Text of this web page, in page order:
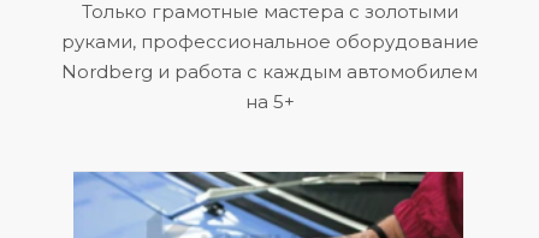
Только грамотные мастера с золотыми
руками, профессиональное оборудование
Nordberg и работа с каждым автомобилем
на 5+